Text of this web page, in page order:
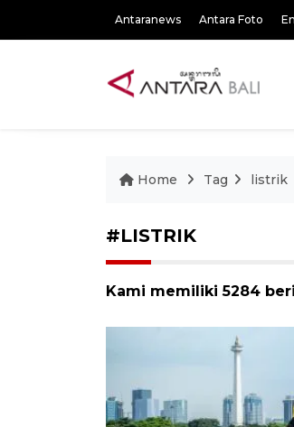
Antaranews Antara Foto
Home Tag listrik
#LISTRIK
Kami memiliki 5284